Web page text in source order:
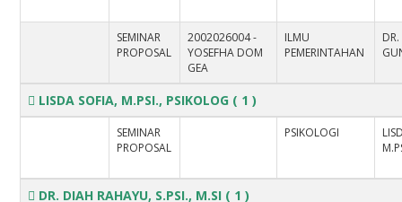
SEMINAR
PROPOSAL
2002026004 -
YOSEFHA DOM
GEA
ILMU
PEMERINTAHAN
LISDA SOFIA, M.PSI., PSIKOLOG ( 1 )
SEMINAR
PROPOSAL
PSIKOLOGI
DR. DIAH RAHAYU, S.PSI., M.SI ( 1 )